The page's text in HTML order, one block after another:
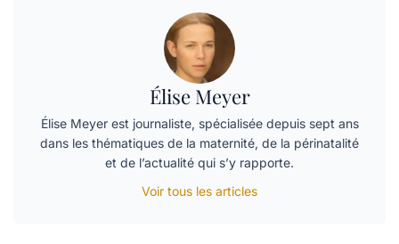
Élise Meyer
Élise Meyer est journaliste, spécialisée depuis sept ans
dans les thématiques de la maternité, de la périnatalité
et de l’actualité qui s’y rapporte.
Voir tous les articles